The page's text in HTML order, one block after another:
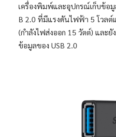
เครื่องพิมพ์และอุปกรณ์เก็บข้อ
B 2.0 ที่มีแรงดันไฟฟ้า 5 โวล
(กำลังไฟส่งออก 15 วัตต์) และยั
ข้อมูลของ USB 2.0